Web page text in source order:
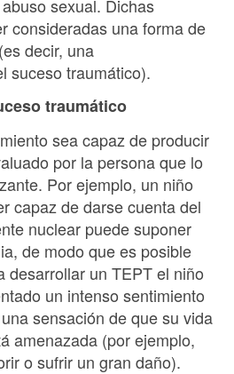
sexual. Dichas
consideradas una forma de
decir, una
suceso traumático).
traumático
sea capaz de producir
por la persona que lo
Por ejemplo, un niño
capaz de darse cuenta del
nuclear puede suponer
de modo que es posible
desarrollar un TEPT el niño
un intenso sentimiento
sensación de que su vida
amenazada (por ejemplo,
o sufrir un gran daño).